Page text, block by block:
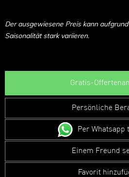
Der ausgewiesene Preis kann
Saisonalität stark variieren.
Gratis-
Persönliche
Per Whatsapp
Einem Freund
Favorit